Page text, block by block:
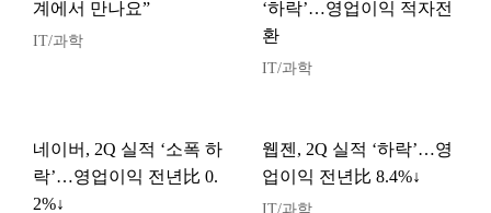
계에서 만나요”
IT/과학
‘하락’…영업이익 적자전
환
IT/과학
네이버, 2Q 실적 ‘소폭 하
락’…영업이익 전년比 0.
2%↓
웹젠, 2Q 실적 ‘하락’…영
업이익 전년比 8.4%↓
IT/과학